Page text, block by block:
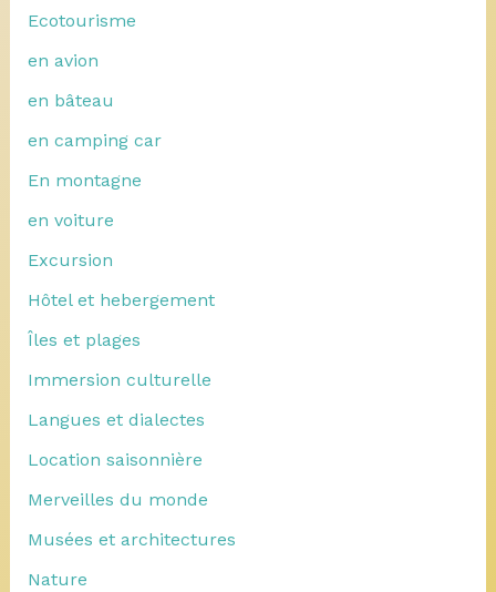
Ecotourisme
en avion
en bâteau
en camping car
En montagne
en voiture
Excursion
Hôtel et hebergement
Îles et plages
Immersion culturelle
Langues et dialectes
Location saisonnière
Merveilles du monde
Musées et architectures
Nature